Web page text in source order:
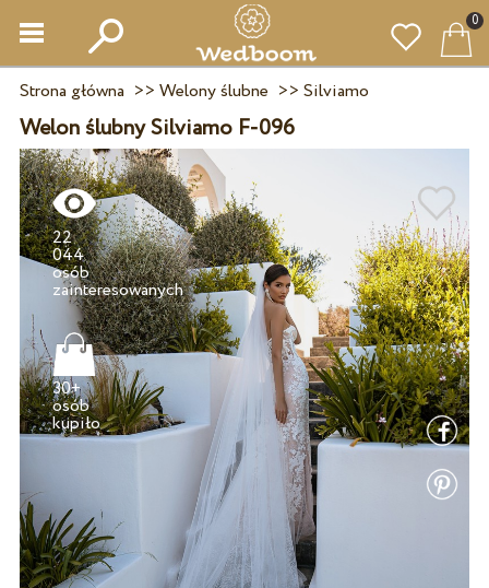
0
Strona główna >> Welony ślubne >> Silviamo
Welon ślubny Silviamo F-096
22
044
osób
zainteresowanych
30+
osób
kupiło